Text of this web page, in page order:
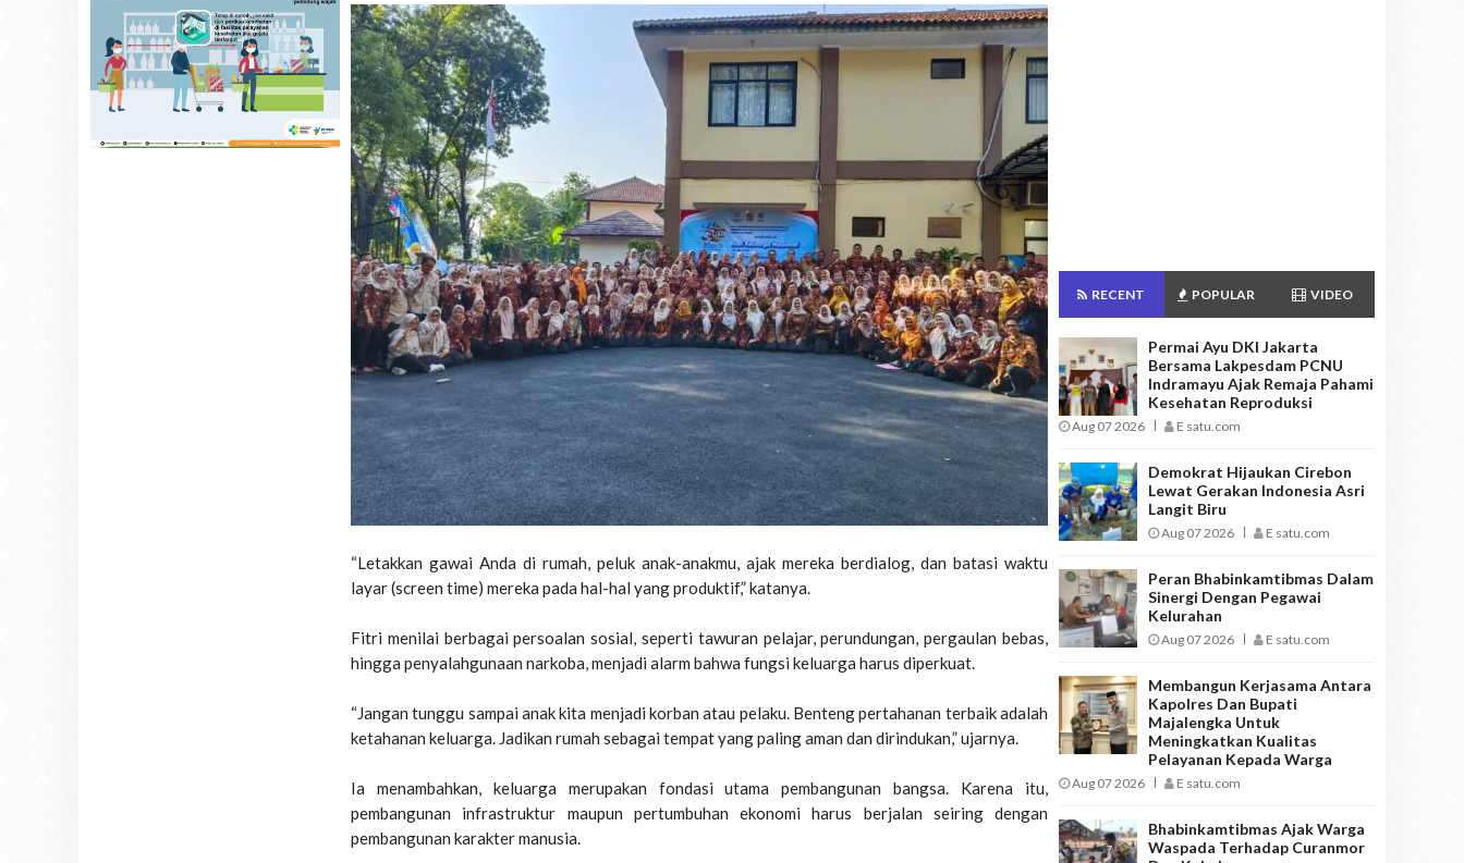
“Letakkan gawai Anda di rumah, peluk anak-anakmu, ajak mereka berdialog, dan batasi waktu
layar (screen time) mereka pada hal-hal yang produktif,” katanya.
Fitri menilai berbagai persoalan sosial, seperti tawuran pelajar, perundungan, pergaulan bebas,
hingga penyalahgunaan narkoba, menjadi alarm bahwa fungsi keluarga harus diperkuat.
“Jangan tunggu sampai anak kita menjadi korban atau pelaku. Benteng pertahanan terbaik adalah
ketahanan keluarga. Jadikan rumah sebagai tempat yang paling aman dan dirindukan,” ujarnya.
Ia menambahkan, keluarga merupakan fondasi utama pembangunan bangsa. Karena itu,
pembangunan infrastruktur maupun pertumbuhan ekonomi harus berjalan seiring dengan
pembangunan karakter manusia.
RECENT POPULAR VIDEO
Permai Ayu DKI Jakarta
Bersama Lakpesdam PCNU
Indramayu Ajak Remaja Pahami
Kesehatan Reproduksi
Aug 07 2026 E satu.com
Demokrat Hijaukan Cirebon
Lewat Gerakan Indonesia Asri
Langit Biru
Aug 07 2026 E satu.com
Peran Bhabinkamtibmas Dalam
Sinergi Dengan Pegawai
Kelurahan
Aug 07 2026 E satu.com
Membangun Kerjasama Antara
Kapolres Dan Bupati
Majalengka Untuk
Meningkatkan Kualitas
Pelayanan Kepada Warga
Aug 07 2026 E satu.com
Bhabinkamtibmas Ajak Warga
Waspada Terhadap Curanmor